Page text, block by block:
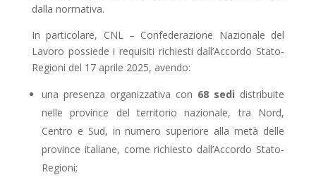
dalla normativa.
In particolare, CNL – Confederazione Nazionale del
Lavoro possiede i requisiti richiesti dall’Accordo Stato-
Regioni del 17 aprile 2025, avendo:
una presenza organizzativa con 68 sedi distribuite
nelle province del territorio nazionale, tra Nord,
Centro e Sud, in numero superiore alla metà delle
province italiane, come richiesto dall’Accordo Stato-
Regioni;